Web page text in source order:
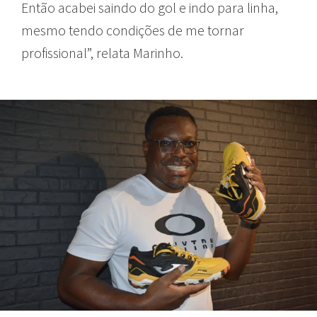
Então acabei saindo do gol e indo para linha,
mesmo tendo condições de me tornar
profissional”, relata Marinho.